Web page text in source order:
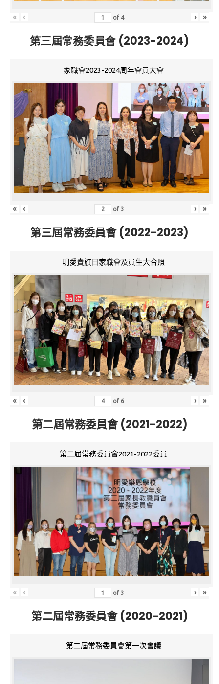
« ‹ of 4 › »
第三屆常務委員會 (2023-2024)
家職會2023-2024周年會員大會
« ‹ of3 › »
第三屆常務委員會 (2022-2023)
明愛賣旗日家職會及員生大合照
« ‹ of 6 › »
第二屆常務委員會 (2021-2022)
第二屆常務委員會2021-2022委員
« ‹ of3 › »
第二屆常務委員會 (2020-2021)
第二屆常務委員會第一次會議